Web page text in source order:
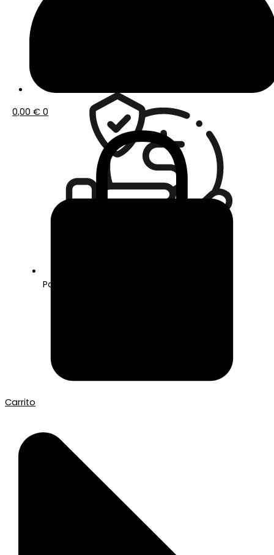
0,00 € 0
Carrito
Pago seguro con Tarjeta o Bizum